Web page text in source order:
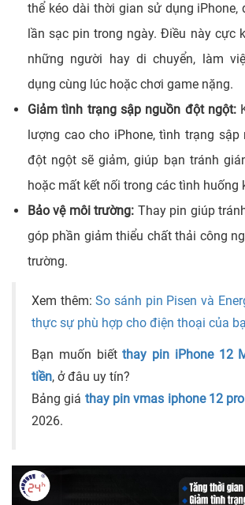
thể kéo dài thời gian sử dụng iPhone,
lần sạc pin trong ngày. Điều này cực
những người hay di chuyển, làm
dụng cùng lúc hoặc chơi game nặng.
Giảm tình trạng sập nguồn đột ngột:
lượng cao cho iPhone, tình trạng
đột ngột sẽ giảm, giúp bạn tránh
hoặc mất kết nối trong các tình huống
Bảo vệ môi trường: Thay pin giúp
góp phần giảm thiểu chất thải công
trường.
Xem thêm:So sánh pin Pisen và
thực sự phù hợp cho điện thoại của
Bạn muốn biếtthay pin iPhone 12
tiền, ở đâu uy tín?
Bảng giá thay pin vmas iphone 12
2026.